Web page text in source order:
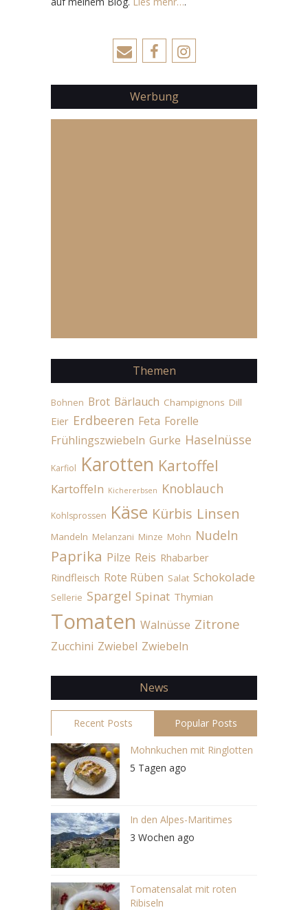
Werbung
Themen
Bohnen Brot Bärlauch Champignons Dill
Eier Erdbeeren Feta Forelle
Frühlingszwiebeln Gurke Haselnüsse
Karfiol Karotten Kartoffel
Kartoffeln Kichererbsen Knoblauch
Kohlsprossen Käse Kürbis Linsen
Mandeln Melanzani Minze Mohn Nudeln
Paprika Pilze Reis Rhabarber
Rindfleisch Rote Rüben Salat Schokolade
Sellerie Spargel Spinat Thymian
Tomaten Walnüsse Zitrone
Zucchini Zwiebel Zwiebeln
News
Recent Posts Popular Posts
Mohnkuchen mit Ringlotten
5 Tagen ago
In den Alpes-Maritimes
3 Wochen ago
Tomatensalat mit roten
Ribiseln